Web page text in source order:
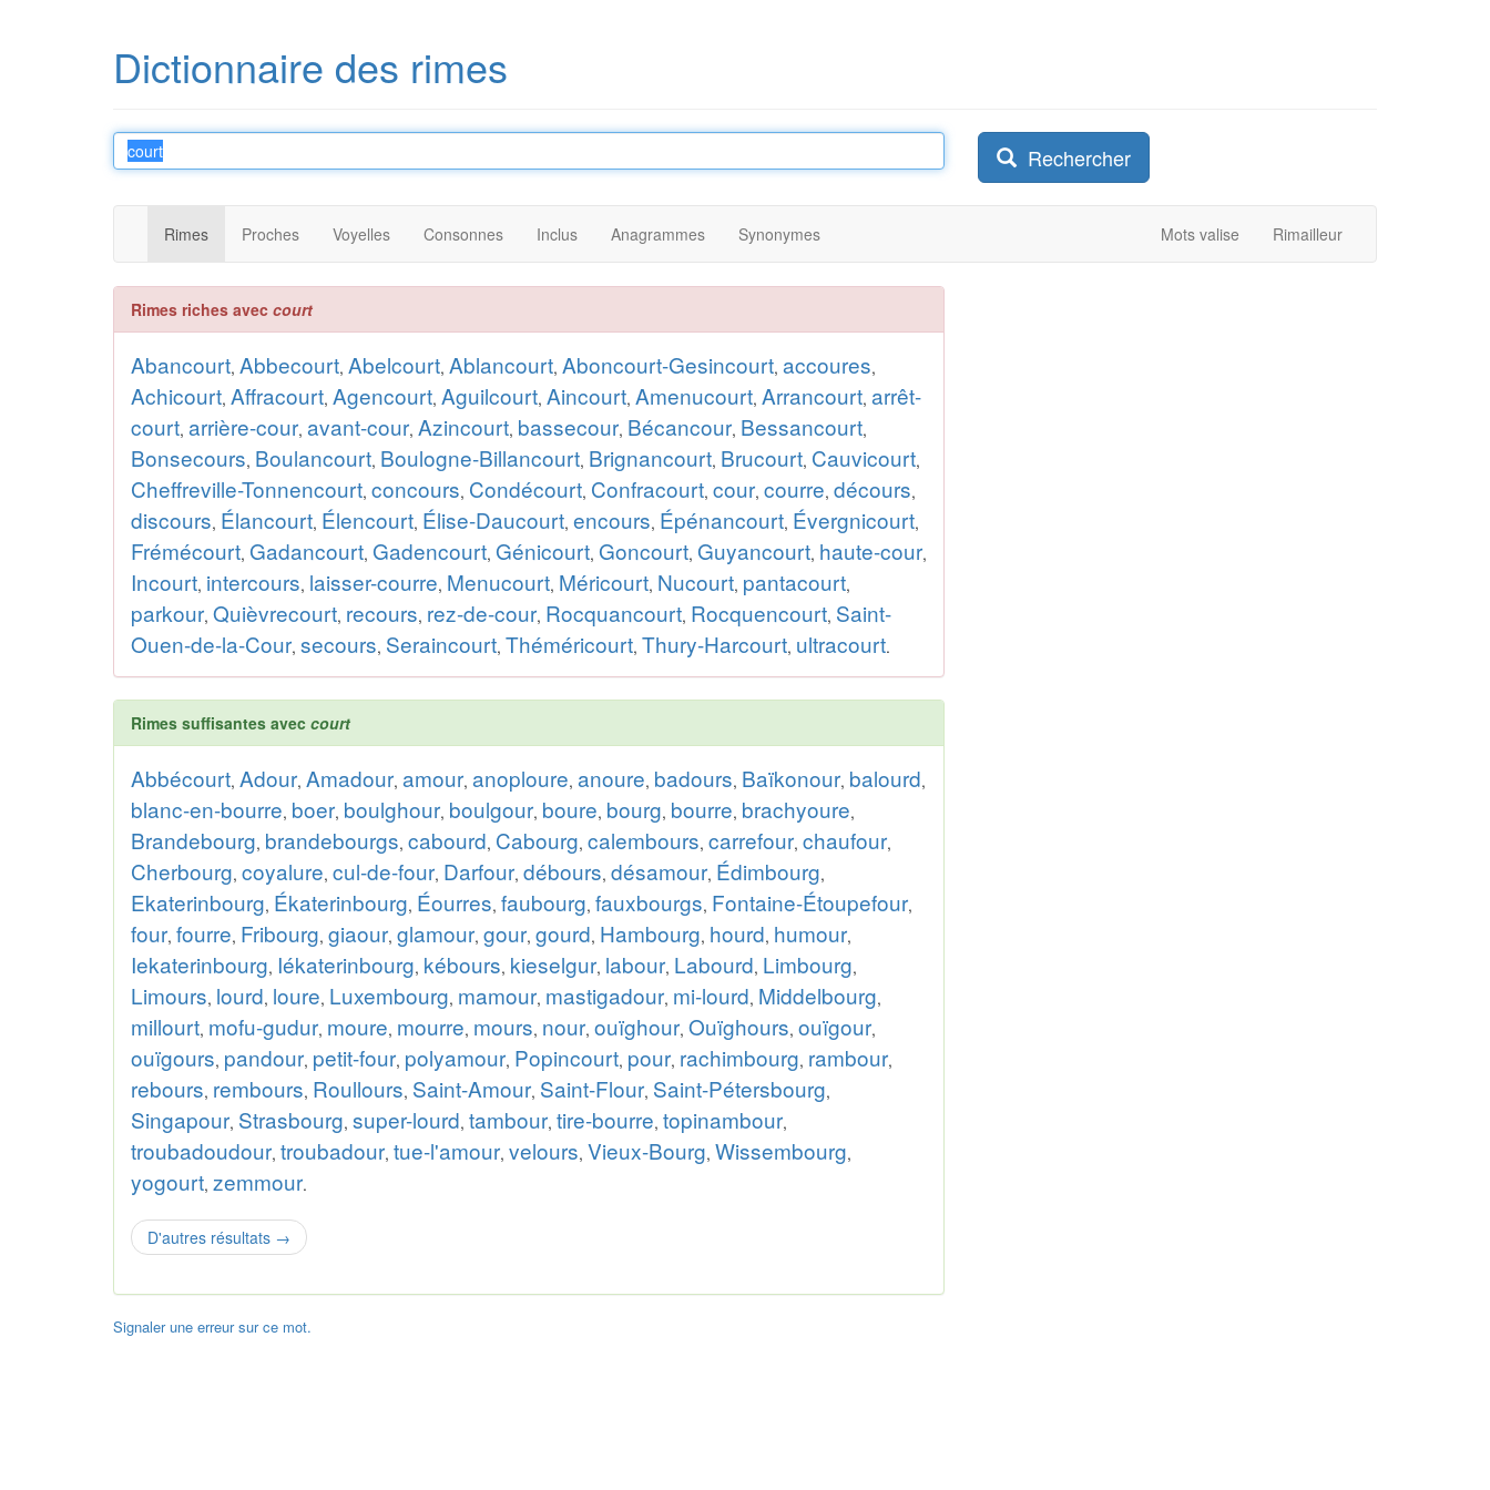
Dictionnaire des rimes
Rechercher
Rimes Proches Voyelles Consonnes Inclus Anagrammes Synonymes Mots valise Rimailleur
Rimes riches avec court
Abancourt, Abbecourt, Abelcourt, Ablancourt, Aboncourt-Gesincourt, accoures,
Achicourt, Affracourt, Agencourt, Aguilcourt, Aincourt, Amenucourt, Arrancourt, arrêt-
court, arrière-cour, avant-cour, Azincourt, bassecour, Bécancour, Bessancourt,
Bonsecours, Boulancourt, Boulogne-Billancourt, Brignancourt, Brucourt, Cauvicourt,
Cheffreville-Tonnencourt, concours, Condécourt, Confracourt, cour, courre, décours,
discours, Élancourt, Élencourt, Élise-Daucourt, encours, Épénancourt, Évergnicourt,
Frémécourt, Gadancourt, Gadencourt, Génicourt, Goncourt, Guyancourt, haute-cour,
Incourt, intercours, laisser-courre, Menucourt, Méricourt, Nucourt, pantacourt,
parkour, Quièvrecourt, recours, rez-de-cour, Rocquancourt, Rocquencourt, Saint-
Ouen-de-la-Cour, secours, Seraincourt, Théméricourt, Thury-Harcourt, ultracourt.
Rimes suffisantes avec court
Abbécourt, Adour, Amadour, amour, anoploure, anoure, badours, Baïkonour, balourd,
blanc-en-bourre, boer, boulghour, boulgour, boure, bourg, bourre, brachyoure,
Brandebourg, brandebourgs, cabourd, Cabourg, calembours, carrefour, chaufour,
Cherbourg, coyalure, cul-de-four, Darfour, débours, désamour, Édimbourg,
Ekaterinbourg, Ékaterinbourg, Éourres, faubourg, fauxbourgs, Fontaine-Étoupefour,
four, fourre, Fribourg, giaour, glamour, gour, gourd, Hambourg, hourd, humour,
Iekaterinbourg, Iékaterinbourg, kébours, kieselgur, labour, Labourd, Limbourg,
Limours, lourd, loure, Luxembourg, mamour, mastigadour, mi-lourd, Middelbourg,
millourt, mofu-gudur, moure, mourre, mours, nour, ouïghour, Ouïghours, ouïgour,
ouïgours, pandour, petit-four, polyamour, Popincourt, pour, rachimbourg, rambour,
rebours, rembours, Roullours, Saint-Amour, Saint-Flour, Saint-Pétersbourg,
Singapour, Strasbourg, super-lourd, tambour, tire-bourre, topinambour,
troubadoudour, troubadour, tue-l'amour, velours, Vieux-Bourg, Wissembourg,
yogourt, zemmour.
D'autres résultats →
Signaler une erreur sur ce mot.